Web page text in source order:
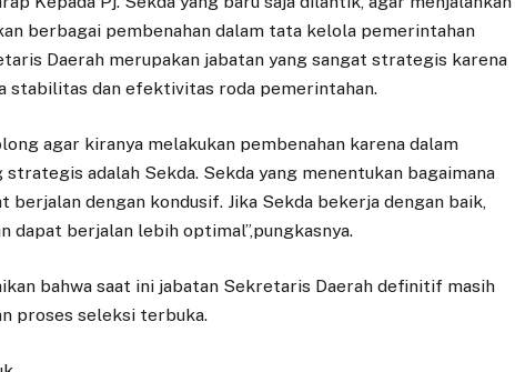
berbagai pembenahan dalam tata kelola pemerintahan
Daerah merupakan jabatan yang sangat strategis karena
stabilitas dan efektivitas roda pemerintahan.
agar kiranya melakukan pembenahan karena dalam
adalah Sekda. Sekda yang menentukan bagaimana
dengan kondusif. Jika Sekda bekerja dengan baik,
dapat berjalan lebih optimal”,pungkasnya.
bahwa saat ini jabatan Sekretaris Daerah definitif masih
proses seleksi terbuka.